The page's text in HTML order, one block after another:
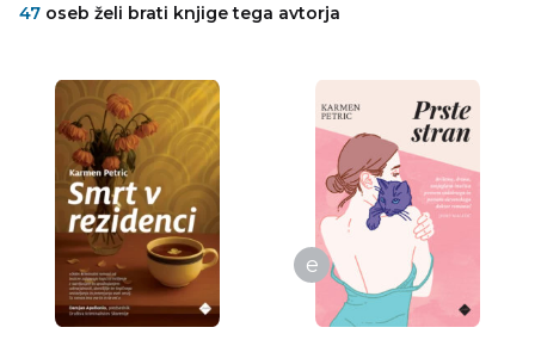
47 oseb želi brati knjige tega avtorja
e